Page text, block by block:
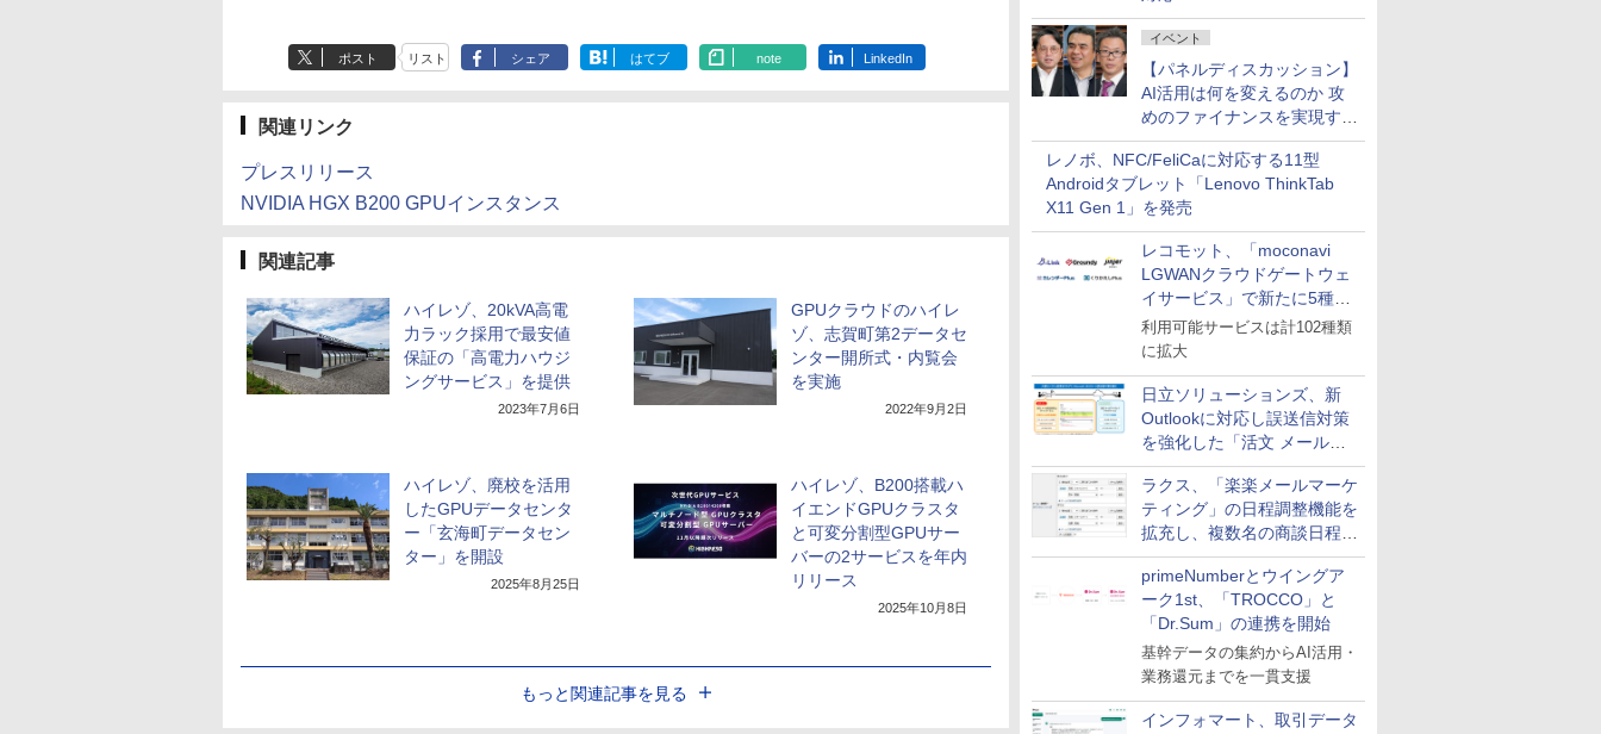
イベント
【パネルディスカッション】
AI活用は何を変えるのか 攻
めのファイナンスを実現する
業務設計とマインドセット変
革
レノボ、NFC/FeliCaに対応する11型
Androidタブレット「Lenovo ThinkTab
X11 Gen 1」を発売
レコモット、「moconavi
LGWANクラウドゲートウェ
イサービス」で新たに5種類
のサービスと連携開始
利用可能サービスは計102種類
に拡大
日立ソリューションズ、新
Outlookに対応し誤送信対策
を強化した「活文 メール誤
送信防止アドインサービス」
を提供
ラクス、「楽楽メールマーケ
ティング」の日程調整機能を
拡充し、複数名の商談日程調
整を効率化
primeNumberとウイングア
ーク1st、「TROCCO」と
「Dr.Sum」の連携を開始
基幹データの集約からAI活用・
業務還元までを一貫支援
インフォマート、取引データ
ポスト リスト シェア はてブ note LinkedIn
関連リンク
プレスリリース
NVIDIA HGX B200 GPUインスタンス
関連記事
ハイレゾ、20kVA高電
力ラック採用で最安値
保証の「高電力ハウジ
ングサービス」を提供
2023年7月6日
GPUクラウドのハイレ
ゾ、志賀町第2データセ
ンター開所式・内覧会
を実施
2022年9月2日
ハイレゾ、廃校を活用
したGPUデータセンタ
ー「玄海町データセン
ター」を開設
2025年8月25日
ハイレゾ、B200搭載ハ
イエンドGPUクラスタ
と可変分割型GPUサー
バーの2サービスを年内
リリース
2025年10月8日
もっと関連記事を見る